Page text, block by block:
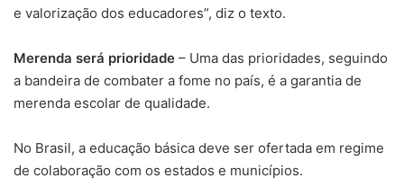
e valorização dos educadores”, diz o texto.
Merenda será prioridade – Uma das prioridades, seguindo
a bandeira de combater a fome no país, é a garantia de
merenda escolar de qualidade.
No Brasil, a educação básica deve ser ofertada em regime
de colaboração com os estados e municípios.